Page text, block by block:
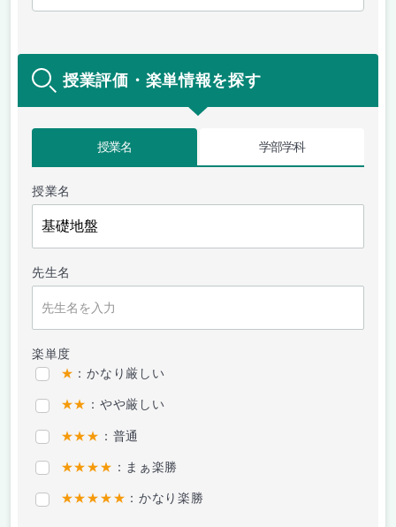
授業評価・楽単情報を探す
授業名 学部学科
授業名
先生名
楽単度
★ ：かなり厳しい
★★ ：やや厳しい
★★★ ：普通
★★★★ ：まぁ楽勝
★★★★★ ：かなり楽勝